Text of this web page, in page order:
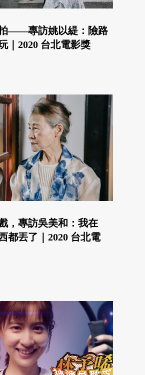
——專訪姚以緹：險路
｜2020 台北電影獎
，專訪吳美和：我在
都丟了｜2020 台北電